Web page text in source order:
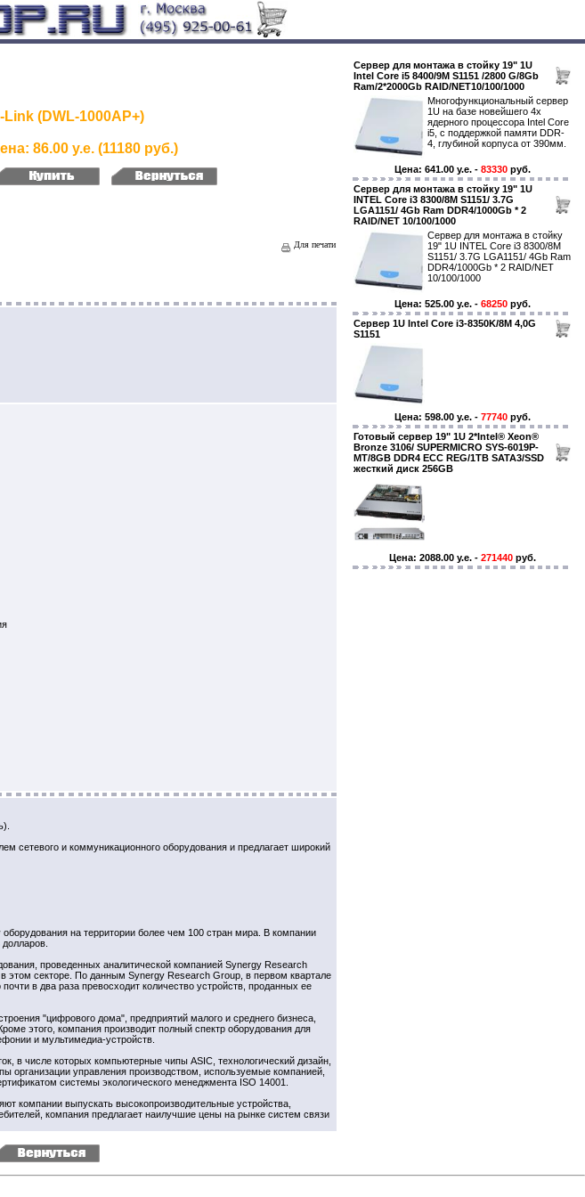
Link (DWL-1000AP+)
86.00 у.е. (11180 руб.)
Для печати
сетевого и коммуникационного оборудования и предлагает широкий
на территории более чем 100 стран мира. В компании
проведенных аналитической компанией Synergy Research
этом секторе. По данным Synergy Research Group, в первом квартале
в два раза превосходит количество устройств, проданных ее
"цифрового дома", предприятий малого и среднего бизнеса,
этого, компания производит полный спектр оборудования для
и мультимедиа-устройств.
в числе которых компьютерные чипы ASIC, технологический дизайн,
организации управления производством, используемые компанией,
системы экологического менеджмента ISO 14001.
компании выпускать высокопроизводительные устройства,
компания предлагает наилучшие цены на рынке систем связи
Сервер для монтажа в стойку 19" 1U
Intel Core i5 8400/9M S1151 /2800 G/8Gb
Ram/2*2000Gb RAID/NET10/100/1000
Многофункциональный сервер
1U на базе новейшего 4х
ядерного процессора Intel Core
i5, с поддержкой памяти DDR-
4, глубиной корпуса от 390мм.
Цена: 641.00 y.e. - 83330руб.
Сервер для монтажа в стойку 19" 1U
INTEL Core i3 8300/8M S1151/ 3.7G
LGA1151/ 4Gb Ram DDR4/1000Gb * 2
RAID/NET 10/100/1000
Сервер для монтажа в стойку
19" 1U INTEL Core i3 8300/8M
S1151/ 3.7G LGA1151/ 4Gb Ram
DDR4/1000Gb * 2 RAID/NET
10/100/1000
Цена: 525.00 y.e. - 68250руб.
Сервер 1U Intel Core i3-8350K/8M 4,0G
S1151
Цена: 598.00 y.e. - 77740руб.
Готовый сервер 19" 1U 2*Intel® Xeon®
Bronze 3106/ SUPERMICRO SYS-6019P-
MT/8GB DDR4 ECC REG/1TB SATA3/SSD
жесткий диск 256GB
Цена: 2088.00 y.e. - 271440руб.